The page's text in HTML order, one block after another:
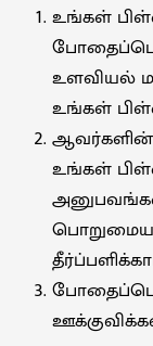
உங்கள்
உளவியல்
உங்கள்
ஆவர்களின்
உங்கள்